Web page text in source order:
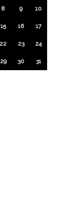
8 9 10
15 16 17
22 23 24
29 30
31